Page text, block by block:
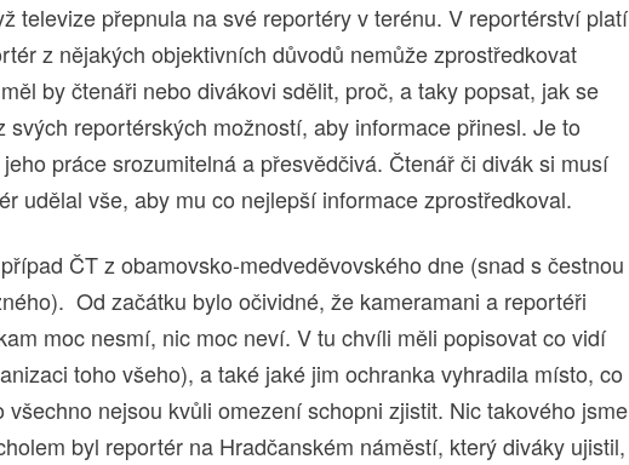
televize přepnula na své reportéry v terénu. V reportérství platí
z nějakých objektivních důvodů nemůže zprostředkovat
by čtenáři nebo divákovi sdělit, proč, a taky popsat, jak se
reportérských možností, aby informace přinesl. Je to
práce srozumitelná a přesvědčivá. Čtenář či divák si musí
udělal vše, aby mu co nejlepší informace zprostředkoval.
ČT z obamovsko-medveděvovského dne (snad s čestnou
Od začátku bylo očividné, že kameramani a reportéři
moc nesmí, nic moc neví. V tu chvíli měli popisovat co vidí
toho všeho), a také jaké jim ochranka vyhradila místo, co
nejsou kvůli omezení schopni zjistit. Nic takového jsme
byl reportér na Hradčanském náměstí, který diváky ujistil,